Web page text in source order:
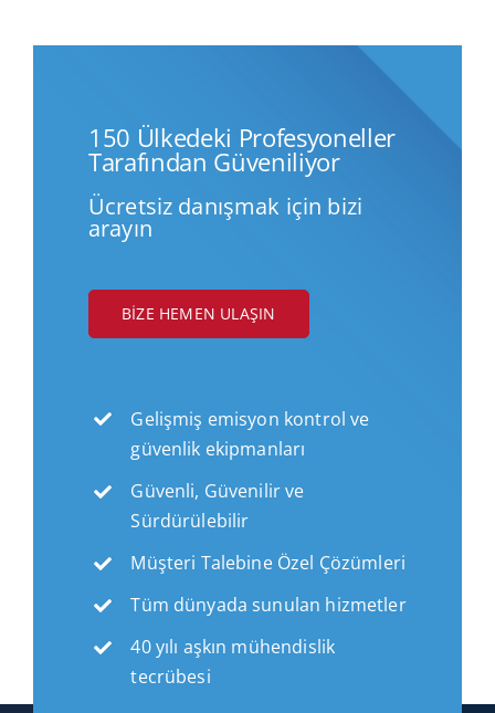
150 Ülkedeki Profesyoneller
Tarafından Güveniliyor
Ücretsiz danışmak için bizi
arayın
BIZE HEMEN ULAŞIN
Gelişmiş emisyon kontrol ve
güvenlik ekipmanları
Güvenli, Güvenilir ve
Sürdürülebilir
Müşteri Talebine Özel Çözümleri
Tüm dünyada sunulan hizmetler
40 yılı aşkın mühendislik
tecrübesi